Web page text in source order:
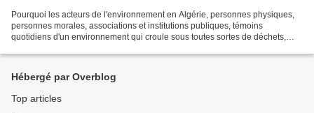
Pourquoi les acteurs de l'environnement en Algérie, personnes physiques,
personnes morales, associations et institutions publiques, témoins
quotidiens d'un environnement qui croule sous toutes sortes de déchets,
Hébergé par Overblog
Top articles